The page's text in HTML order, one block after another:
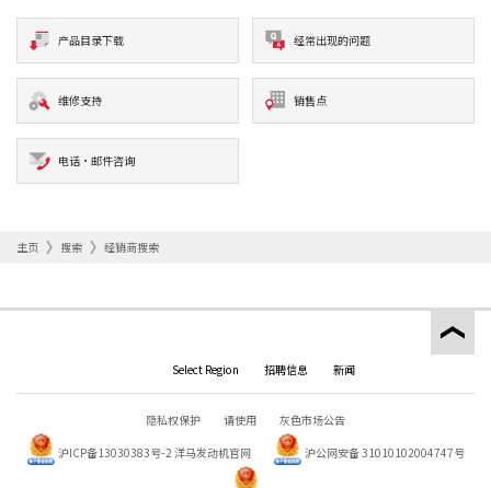
产品目录下载 经常出现的问题
维修支持 销售点
电话·邮件咨询
主页 搜索 经销商搜索
Select Region 招聘信息 新闻
隐私权保护 请使用
灰色市场公告
沪ICP备13030383号-2 洋马发动机官网 沪公网安备 31010102004747号